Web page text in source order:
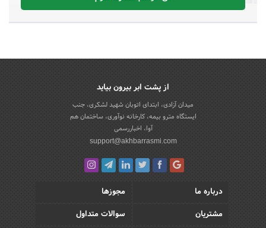
از پشت ابر بیرون بیاید
میدان آزادی، ابتدای اتوبان شهید لشکری، جنب
ایستگاه مترو بیمه، کارخانه نوآوری، ساختمان هم
آوا، اخباررسمی
support@akhbarrasmi.com
درباره ما
مجوزها
مشتریان
سوالات متداول